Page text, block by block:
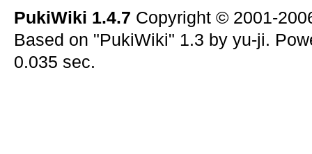
PukiWiki 1.4.7 Copyright © 2001-
Based on "PukiWiki" 1.3 by yu-ji.
0.035 sec.